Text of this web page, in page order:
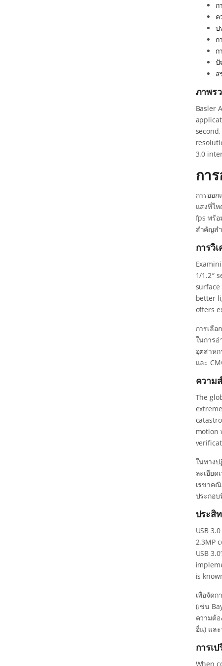
ก
ค
ป
ก
ก
ปั
ส
ภาพร
Basler
3.0
กา
การออ
แสงที่ใ
fps พร้
สำคัญส
การวิ
1/1.2″
better
offers
การเลื
ในการ
อุตสาห
และ
ความ
The
motion
ในทาง
ละเอีย
เรขาค
ประกอบ
ประสิ
USB
2.3MP
USB
is
เพื่อจัด
(เช่น
ความต้
อื่น) แล
การเ
When